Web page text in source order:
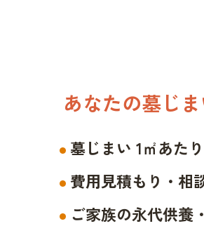
あなたの墓じ
墓じまい 1㎡あた
費用見積もり・相
ご家族の永代供養